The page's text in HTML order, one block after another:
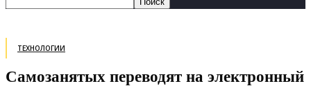
ТЕХНОЛОГИИ
Самозанятых переводят на электронный